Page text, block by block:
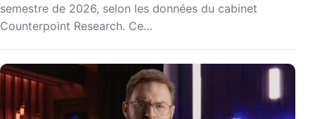
semestre de 2026, selon les données du cabinet
Counterpoint Research. Ce…